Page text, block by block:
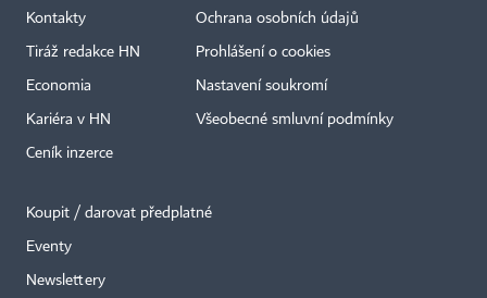
Kontakty
Tiráž redakce HN
Economia
Kariéra v HN
Ceník inzerce
Ochrana osobních údajů
Prohlášení o cookies
Nastavení soukromí
Všeobecné smluvní podmínky
Koupit / darovat předplatné
Eventy
Newslettery